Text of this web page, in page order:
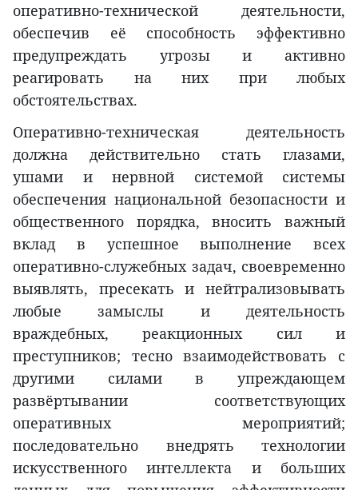
оперативно-технической деятельности,
обеспечив её способность эффективно
предупреждать угрозы и активно
реагировать на них при любых
обстоятельствах.
Оперативно-техническая деятельность
должна действительно стать глазами,
ушами и нервной системой системы
обеспечения национальной безопасности и
общественного порядка, вносить важный
вклад в успешное выполнение всех
оперативно-служебных задач, своевременно
выявлять, пресекать и нейтрализовывать
любые замыслы и деятельность
враждебных, реакционных сил и
преступников; тесно взаимодействовать с
другими силами в упреждающем
развёртывании соответствующих
оперативных мероприятий;
последовательно внедрять технологии
искусственного интеллекта и больших